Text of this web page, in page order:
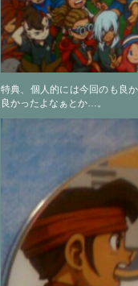
特典、個人的には今回のも良
良かったよなぁとか…。